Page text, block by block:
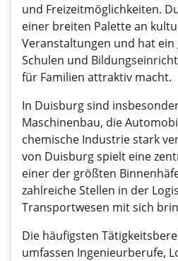
und Freizeitmöglichkeiten.
einer breiten Palette an
Veranstaltungen und hat ein
Schulen und
für Familien attraktiv macht.
In Duisburg sind
Maschinenbau, die
chemische Industrie stark
von Duisburg spielt eine
einer der größten
zahlreiche Stellen in der
Transportwesen mit sich
Die häufigsten
umfassen Ingenieurberufe,